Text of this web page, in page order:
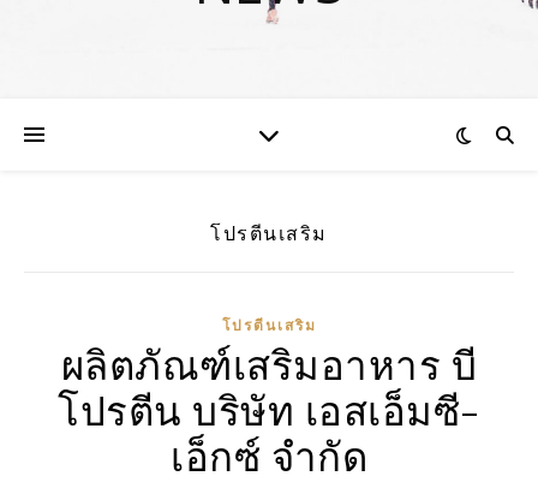
โปรตีนเสริม
โปรตีนเสริม
ผลิตภัณฑ์เสริมอาหาร บี
โปรตีน บริษัท เอสเอ็มซี-
เอ็กซ์ จำกัด